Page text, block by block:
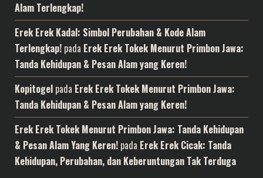
Alam Terlengkap!
Erek Erek Kadal: Simbol Perubahan & Kode Alam
Terlengkap! pada Erek Erek Tokek Menurut Primbon Jawa:
Tanda Kehidupan & Pesan Alam yang Keren!
Kopitogel pada Erek Erek Tokek Menurut Primbon Jawa:
Tanda Kehidupan & Pesan Alam yang Keren!
Erek Erek Tokek Menurut Primbon Jawa: Tanda Kehidupan
& Pesan Alam Yang Keren! pada Erek Erek Cicak: Tanda
Kehidupan, Perubahan, dan Keberuntungan Tak Terduga